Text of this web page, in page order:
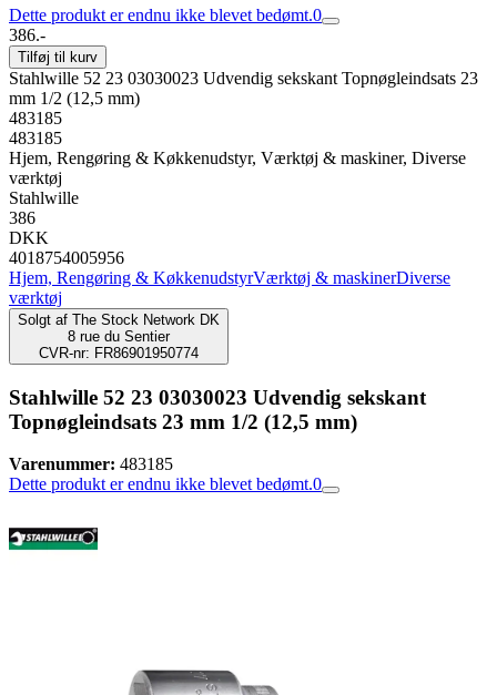
Dette produkt er endnu ikke blevet bedømt.0
386.-
Tilføj til kurv
Stahlwille 52 23 03030023 Udvendig sekskant Topnøgleindsats 23
mm 1/2 (12,5 mm)
483185
483185
Hjem, Rengøring & Køkkenudstyr, Værktøj & maskiner, Diverse
værktøj
Stahlwille
386
DKK
4018754005956
Hjem, Rengøring & KøkkenudstyrVærktøj & maskinerDiverse
værktøj
Solgt af The Stock Network DK
8 rue du Sentier
CVR-nr: FR86901950774
Stahlwille 52 23 03030023 Udvendig sekskant
Topnøgleindsats 23 mm 1/2 (12,5 mm)
Varenummer: 483185
Dette produkt er endnu ikke blevet bedømt.0